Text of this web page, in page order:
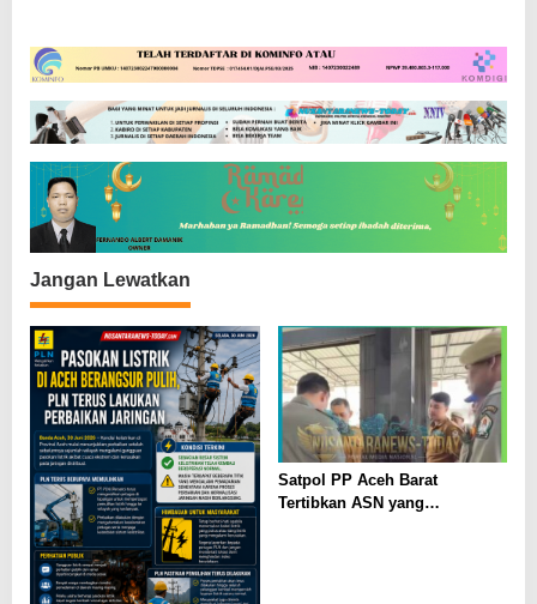
a
s
i
p
o
s
Jangan Lewatkan
Satpol PP Aceh Barat
Tertibkan ASN yang